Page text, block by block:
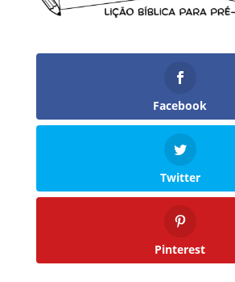
Facebook
Twitter
Pinterest